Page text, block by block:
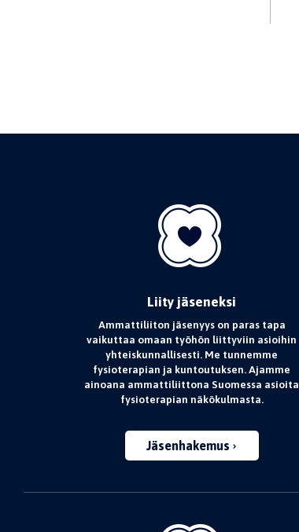
Liity jäseneksi
Ammattiliiton jäsenyys on paras tapa
vaikuttaa omaan työhön liittyviin asioihin
yhteiskunnallisesti. Me tunnemme
fysioterapian ja kuntoutuksen. Ajamme
ainoana ammattiliittona Suomessa asioita
fysioterapian näkökulmasta.
Jäsenhakemus